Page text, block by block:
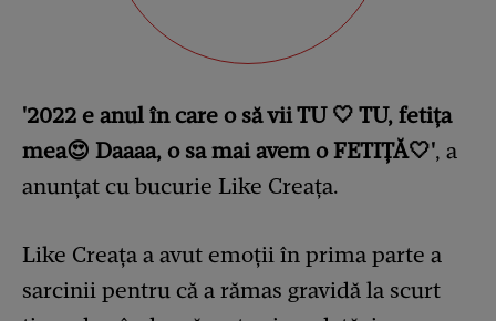
'2022 e anul în care o să vii TU 🤍 TU, fetița
mea😍 Daaaa, o sa mai avem o FETIȚĂ🤍', a
anunțat cu bucurie Like Creața.
Like Creața a avut emoții în prima parte a
sarcinii pentru că a rămas gravidă la scurt